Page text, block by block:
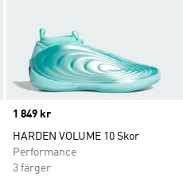
Price
1 849 kr
HARDEN VOLUME 10 Skor
Performance
3 färger